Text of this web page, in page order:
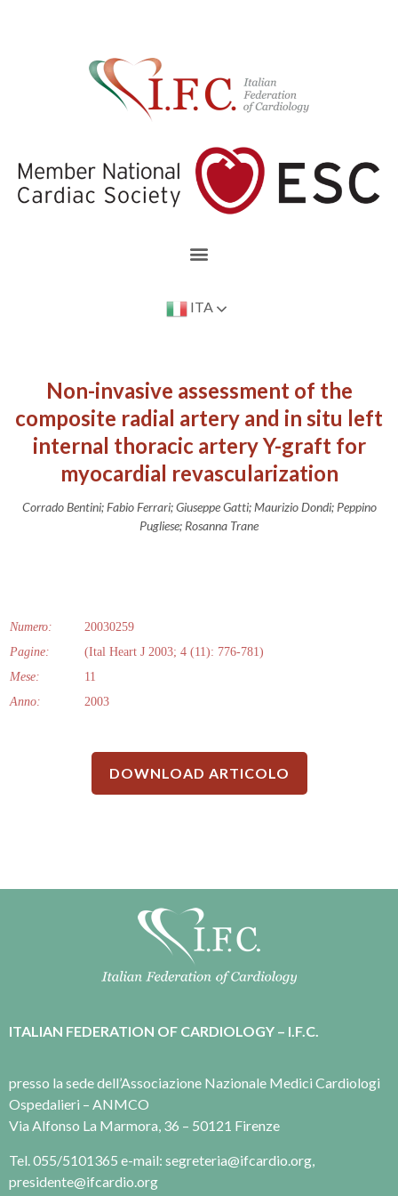
ITA
Non-invasive assessment of the
composite radial artery and in situ left
internal thoracic artery Y-graft for
myocardial revascularization
Corrado Bentini; Fabio Ferrari; Giuseppe Gatti; Maurizio Dondi; Peppino
Pugliese; Rosanna Trane
Numero:
20030259
Pagine:
(Ital Heart J 2003; 4 (11): 776-781)
Mese:
11
Anno:
2003
DOWNLOAD ARTICOLO
ITALIAN FEDERATION OF CARDIOLOGY – I.F.C.
presso la sede dell’Associazione Nazionale Medici Cardiologi
Ospedalieri – ANMCO
Via Alfonso La Marmora, 36 – 50121 Firenze
Tel. 055/5101365 e-mail: segreteria@ifcardio.org,
presidente@ifcardio.org